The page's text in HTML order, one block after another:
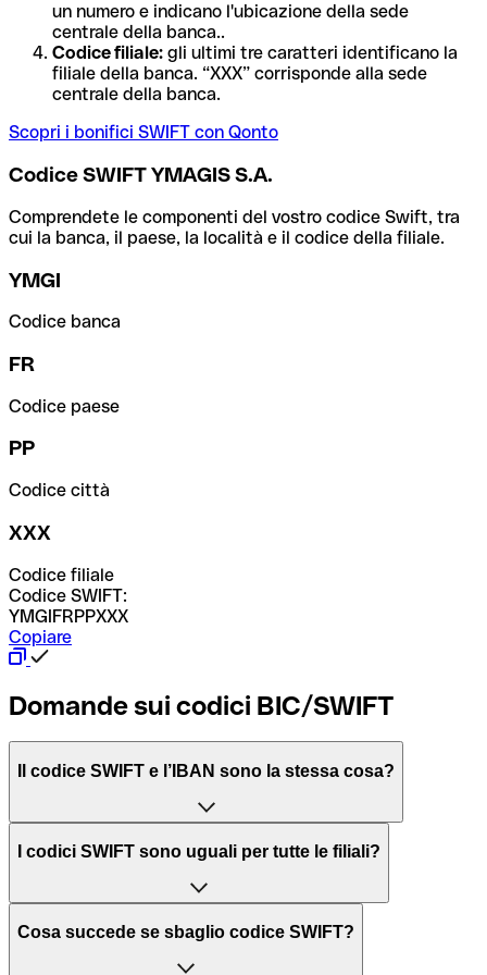
un numero e indicano l'ubicazione della sede
centrale della banca..
Codice filiale: gli ultimi tre caratteri identificano la
filiale della banca. “XXX” corrisponde alla sede
centrale della banca.
Scopri i bonifici SWIFT con Qonto
Codice SWIFT YMAGIS S.A.
Comprendete le componenti del vostro codice Swift, tra
cui la banca, il paese, la località e il codice della filiale.
YMGI
Codice banca
FR
Codice paese
PP
Codice città
XXX
Codice filiale
Codice SWIFT:
YMGIFRPPXXX
Copiare
Domande sui codici BIC/SWIFT
Il codice SWIFT e l’IBAN sono la stessa cosa?
L'acronimo SWIFT sta per “Society for Worldwide
per l’elaborazione dei pagamenti tra diversi Paesi.
Il BIC, invece, sta per “Bank Identifier Code” ed è una
I codici SWIFT sono uguali per tutte le filiali?
Dipende dalle banche. In alcuni casi le banche utilizzano
Cosa succede se sbaglio codice SWIFT?